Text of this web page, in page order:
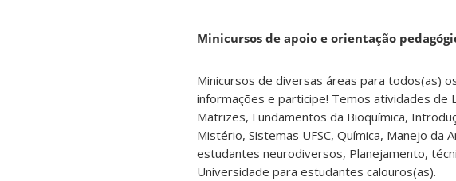
Minicursos de apoio e orientação
Minicursos de diversas áreas para todos(as)
informações e participe! Temos atividades de
Matrizes, Fundamentos da Bioquímica,
Mistério, Sistemas UFSC, Química, Manejo
estudantes neurodiversos, Planejamento,
Universidade para estudantes calouros(as).